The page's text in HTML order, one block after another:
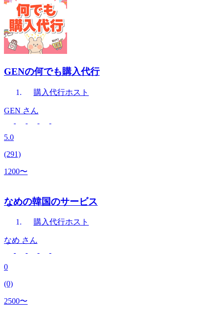
GENの何でも購入代行
購入代行ホスト
GEN さん
5.0
(291)
1200〜
なめの韓国のサービス
購入代行ホスト
なめ さん
0
(0)
2500〜